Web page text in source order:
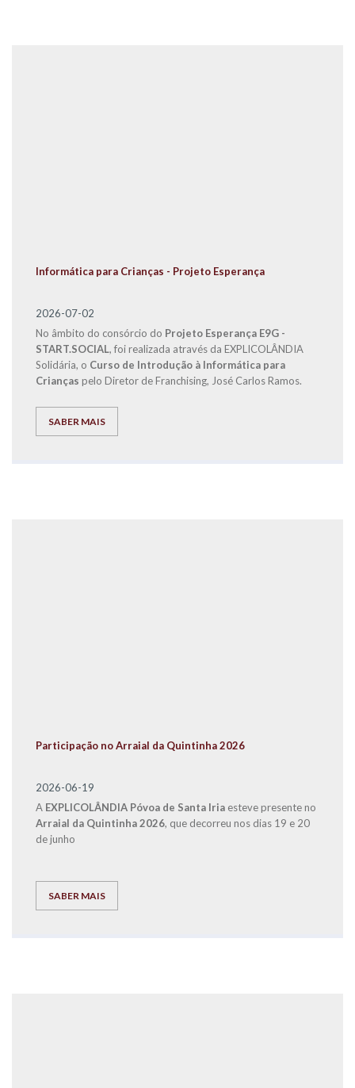
Informática para Crianças - Projeto Esperança
2026-07-02
No âmbito do consórcio do Projeto Esperança E9G -
START.SOCIAL, foi realizada através da EXPLICOLÂNDIA
Solidária, o Curso de Introdução à Informática para
Crianças pelo Diretor de Franchising, José Carlos Ramos.
SABER MAIS
Participação no Arraial da Quintinha 2026
2026-06-19
A EXPLICOLÂNDIA Póvoa de Santa Iria esteve presente no
Arraial da Quintinha 2026, que decorreu nos dias 19 e 20
de junho
SABER MAIS